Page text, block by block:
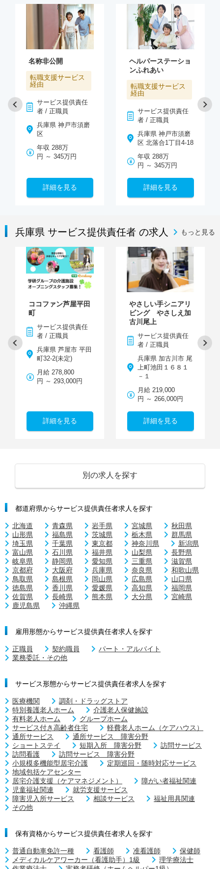
名称非公開
転職支援サービス
経由
サービス提供責任
者 / 正職員
兵庫県 神戸市須磨
区
年収 288万
円 ～ 345万円
詳細を見る
ヘルパーステーショ
ンふれあい
転職支援サービス
経由
サービス提供責任
者 / 正職員
兵庫県 神戸市須磨
区 北落合1丁目4-18
年収 288万
円 ～ 345万円
詳細を見る
兵庫県 サービス提供責任者 の求人 もっと見る
ココファン芦屋平田
町
サービス提供責任
者 / 正職員
兵庫県 芦屋市 平田
町32-2(未定)
月給 278,800
円 ～ 293,000円
詳細を見る
やさしい手シニアリ
ビング やさしえ加
古川尾上
サービス提供責任
者 / 正職員
兵庫県 加古川市 尾
上町池田１６８１
－１
月給 219,000
円 ～ 266,000円
詳細を見る
別の求人を探す
都道府県からサービス提供責任者求人を探す
北海道 青森県 岩手県 宮城県
秋田県
山形県
福島県 茨城県 栃木県
群馬県
埼玉県
千葉県 東京都 神奈川県
新潟県
富山県
石川県 福井県 山梨県
長野県
岐阜県
静岡県 愛知県 三重県
滋賀県
京都府
大阪府 兵庫県 奈良県
和歌山県
鳥取県
島根県 岡山県 広島県
山口県
徳島県
香川県 愛媛県 高知県
福岡県
佐賀県
長崎県 熊本県 大分県
宮崎県
鹿児島県
沖縄県
雇用形態からサービス提供責任者求人を探す
正職員 契約職員
パート・アルバイト
業務委託・その他
サービス形態からサービス提供責任者求人を探す
医療機関
調剤・ドラッグストア
特別養護老人ホーム
介護老人保健施設
有料老人ホーム
グループホーム
サービス付き高齢者住宅
軽費老人ホーム（ケアハウス）
通所サービス
通所サービス 障害分野
ショートステイ
短期入所 障害分野
訪問サービス
訪問看護
訪問サービス 障害分野
小規模多機能型居宅介護
定期巡回・随時対応サービス
地域包括ケアセンター
居宅介護支援（ケアマネジメント）
障がい者福祉関連
児童福祉関連
就労支援サービス
障害児入所サービス
相談サービス
福祉用具関連
その他
保有資格からサービス提供責任者求人を探す
普通自動車免許一種 看護師 准看護師
保健師
メディカルケアワーカー（看護助手）1級
理学療法士